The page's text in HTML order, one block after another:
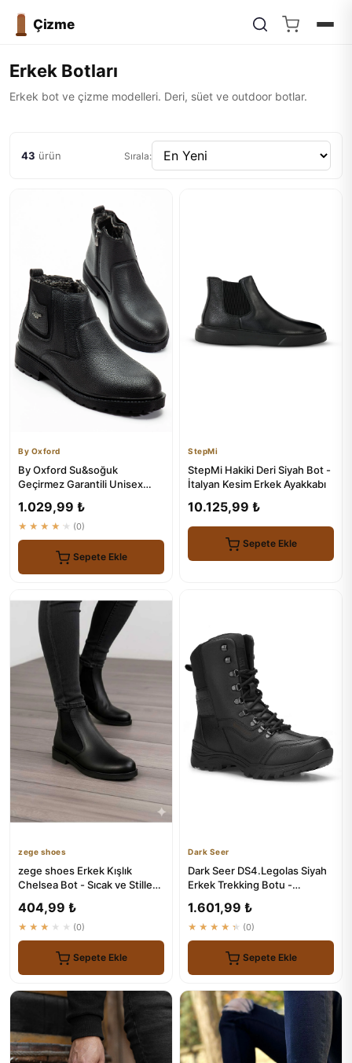
Çizme
Erkek Botları
Erkek bot ve çizme modelleri. Deri, süet ve outdoor botlar.
43 ürün Sırala:
By Oxford
By Oxford Su&soğuk
Geçirmez Garantili Unisex
1.029,99 ₺
★★★★★ (0)
Sepete Ekle
StepMi
StepMi Hakiki Deri Siyah Bot -
İtalyan Kesim Erkek Ayakkabı
10.125,99 ₺
Sepete Ekle
zege shoes
zege shoes Erkek Kışlık
Chelsea Bot - Sıcak ve Stille
404,99 ₺
★★★★★ (0)
Sepete Ekle
Dark Seer
Dark Seer DS4.Legolas Siyah
Erkek Trekking Botu -
1.601,99 ₺
★★★★★ (0)
Sepete Ekle